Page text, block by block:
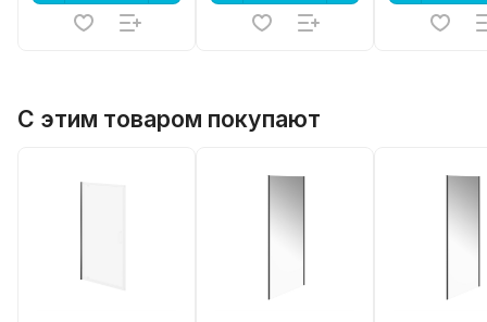
С этим товаром покупают